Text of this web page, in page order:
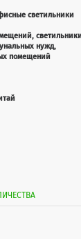
светильники
нужд,
помещений